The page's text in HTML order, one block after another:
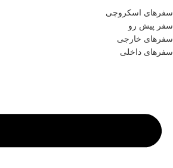
سفر‌های اسکروچی
سفر پیش رو
سفرهای خارجی
سفرهای داخلی